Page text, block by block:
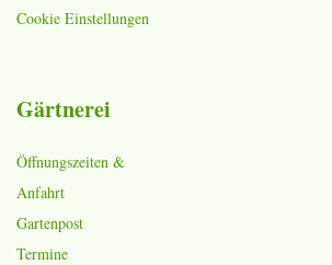
Cookie Einstellungen
Gärtnerei
Öffnungszeiten &
Anfahrt
Gartenpost
Termine